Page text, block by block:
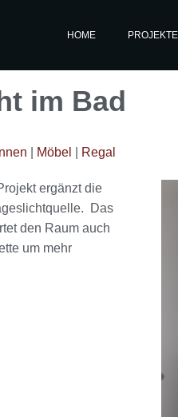
HOME PROJEKTE
im Bad
Innen Möbel Regal
ergänzt die
Das
den Raum auch
um mehr